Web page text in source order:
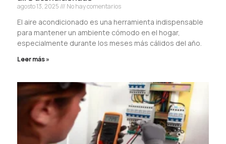
agosto 13, 2025 No hay comentarios
El aire acondicionado es una herramienta indispensable
para mantener un ambiente cómodo en el hogar,
especialmente durante los meses más cálidos del año.
Leer más »